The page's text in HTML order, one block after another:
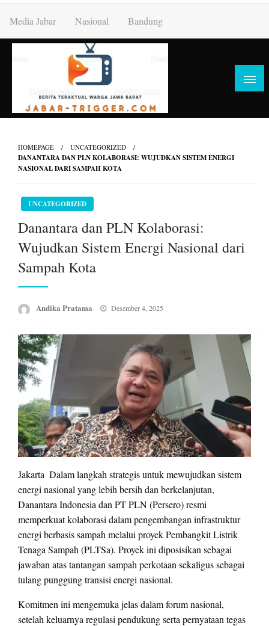
content
Media Jabar Nasional Bandung
HOMEPAGE UNCATEGORIZED
DANANTARA DAN PLN KOLABORASI: WUJUDKAN SISTEM ENERGI
NASIONAL DARI SAMPAH KOTA
UNCATEGORIZED
Danantara dan PLN Kolaborasi:
Wujudkan Sistem Energi Nasional dari
Sampah Kota
Andika Pratama
Posted
Desember 4, 2025
Jakarta  Dalam langkah strategis untuk mewujudkan sistem
energi nasional yang lebih bersih dan berkelanjutan,
Danantara Indonesia dan PT PLN (Persero) resmi
memperkuat kolaborasi dalam pengembangan infrastruktur
energi berbasis sampah melalui proyek Pembangkit Listrik
Tenaga Sampah (PLTSa). Proyek ini diposisikan sebagai
jawaban atas tantangan sampah perkotaan sekaligus sebagai
tulang punggung transisi energi nasional.
Komitmen ini mengemuka jelas dalam forum nasional,
setelah keluarnya regulasi pendukung serta pernyataan tegas